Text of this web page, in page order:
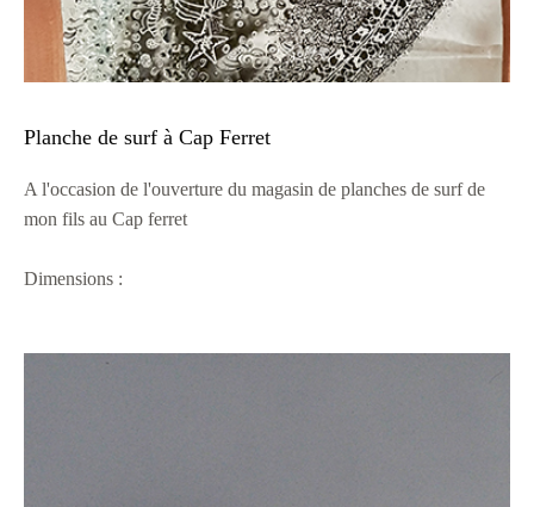
Planche de surf à Cap Ferret
A l'occasion de l'ouverture du magasin de planches de surf de
mon fils au Cap ferret
Dimensions :